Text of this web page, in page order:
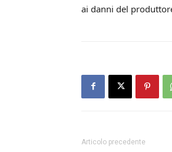
ai danni del
Articolo precedente